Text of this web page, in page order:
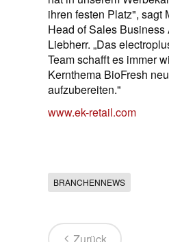
ihren festen Platz", sagt
Head of Sales Business
Liebherr. „Das
Team schafft es immer
Kernthema BioFresh
aufzubereiten."
www.ek-retail.com
BRANCHENNEWS
Zurück